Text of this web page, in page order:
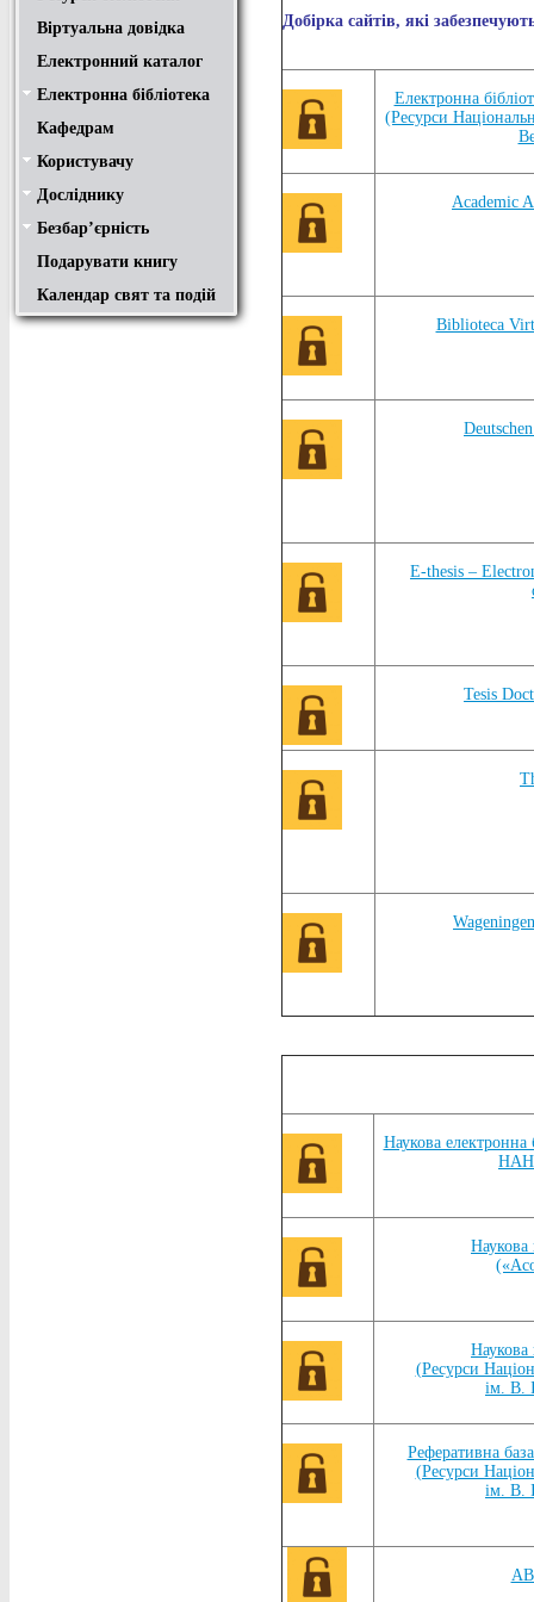
Віртуальна довідка
Електронний каталог
Електронна бібліотека
Положення
Доступ
Авторам
Пошук у ЕК. Інструкція
Кафедрам
Користувачу
Правила користування
Про обхідний лист
Медіатека "NMCBOOK"
Підручники онлайн
Путівник бібліотеками
Переходь на українську
Вивчаємо іноземну мову
Опис документів
Конференції НТУ
Досліднику
Законодавча база
Academic integrity
Плагіат
Локальний доступ
Ресурси вільного доступу
Наукова періодика
Бібліографічні менеджери
Безбар’єрність
Безбар’єрність це…
Путівник веб-ресурсами
Подарувати книгу
Календар свят та подій
Добірка сайтів, які
Електронна
(Ресурси
Academic
Biblioteca
E-thesis –
Tesis
Наукова електронна
Наукова
Наукова
(Ресурси
ім. В.
Реферативна
(Ресурси
ім. В.